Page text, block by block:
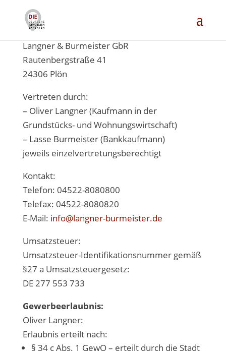
IMPRESSUM
Angaben gemäß § 5 TMG:
Langner & Burmeister GbR
Rautenbergstraße 41
24306 Plön
Vertreten durch:
– Oliver Langner (Kaufmann in der
Grundstücks- und Wohnungswirtschaft)
– Lasse Burmeister (Bankkaufmann)
jeweils einzelvertretungsberechtigt
Kontakt:
Telefon: 04522-8080800
Telefax: 04522-8080820
E-Mail: info@langner-burmeister.de
Umsatzsteuer:
Umsatzsteuer-Identifikationsnummer gemäß
§27 a Umsatzsteuergesetz:
DE 277 553 733
Gewerbeerlaubnis:
Oliver Langner:
Erlaubnis erteilt nach:
§ 34 c Abs. 1 GewO – erteilt durch die Stadt